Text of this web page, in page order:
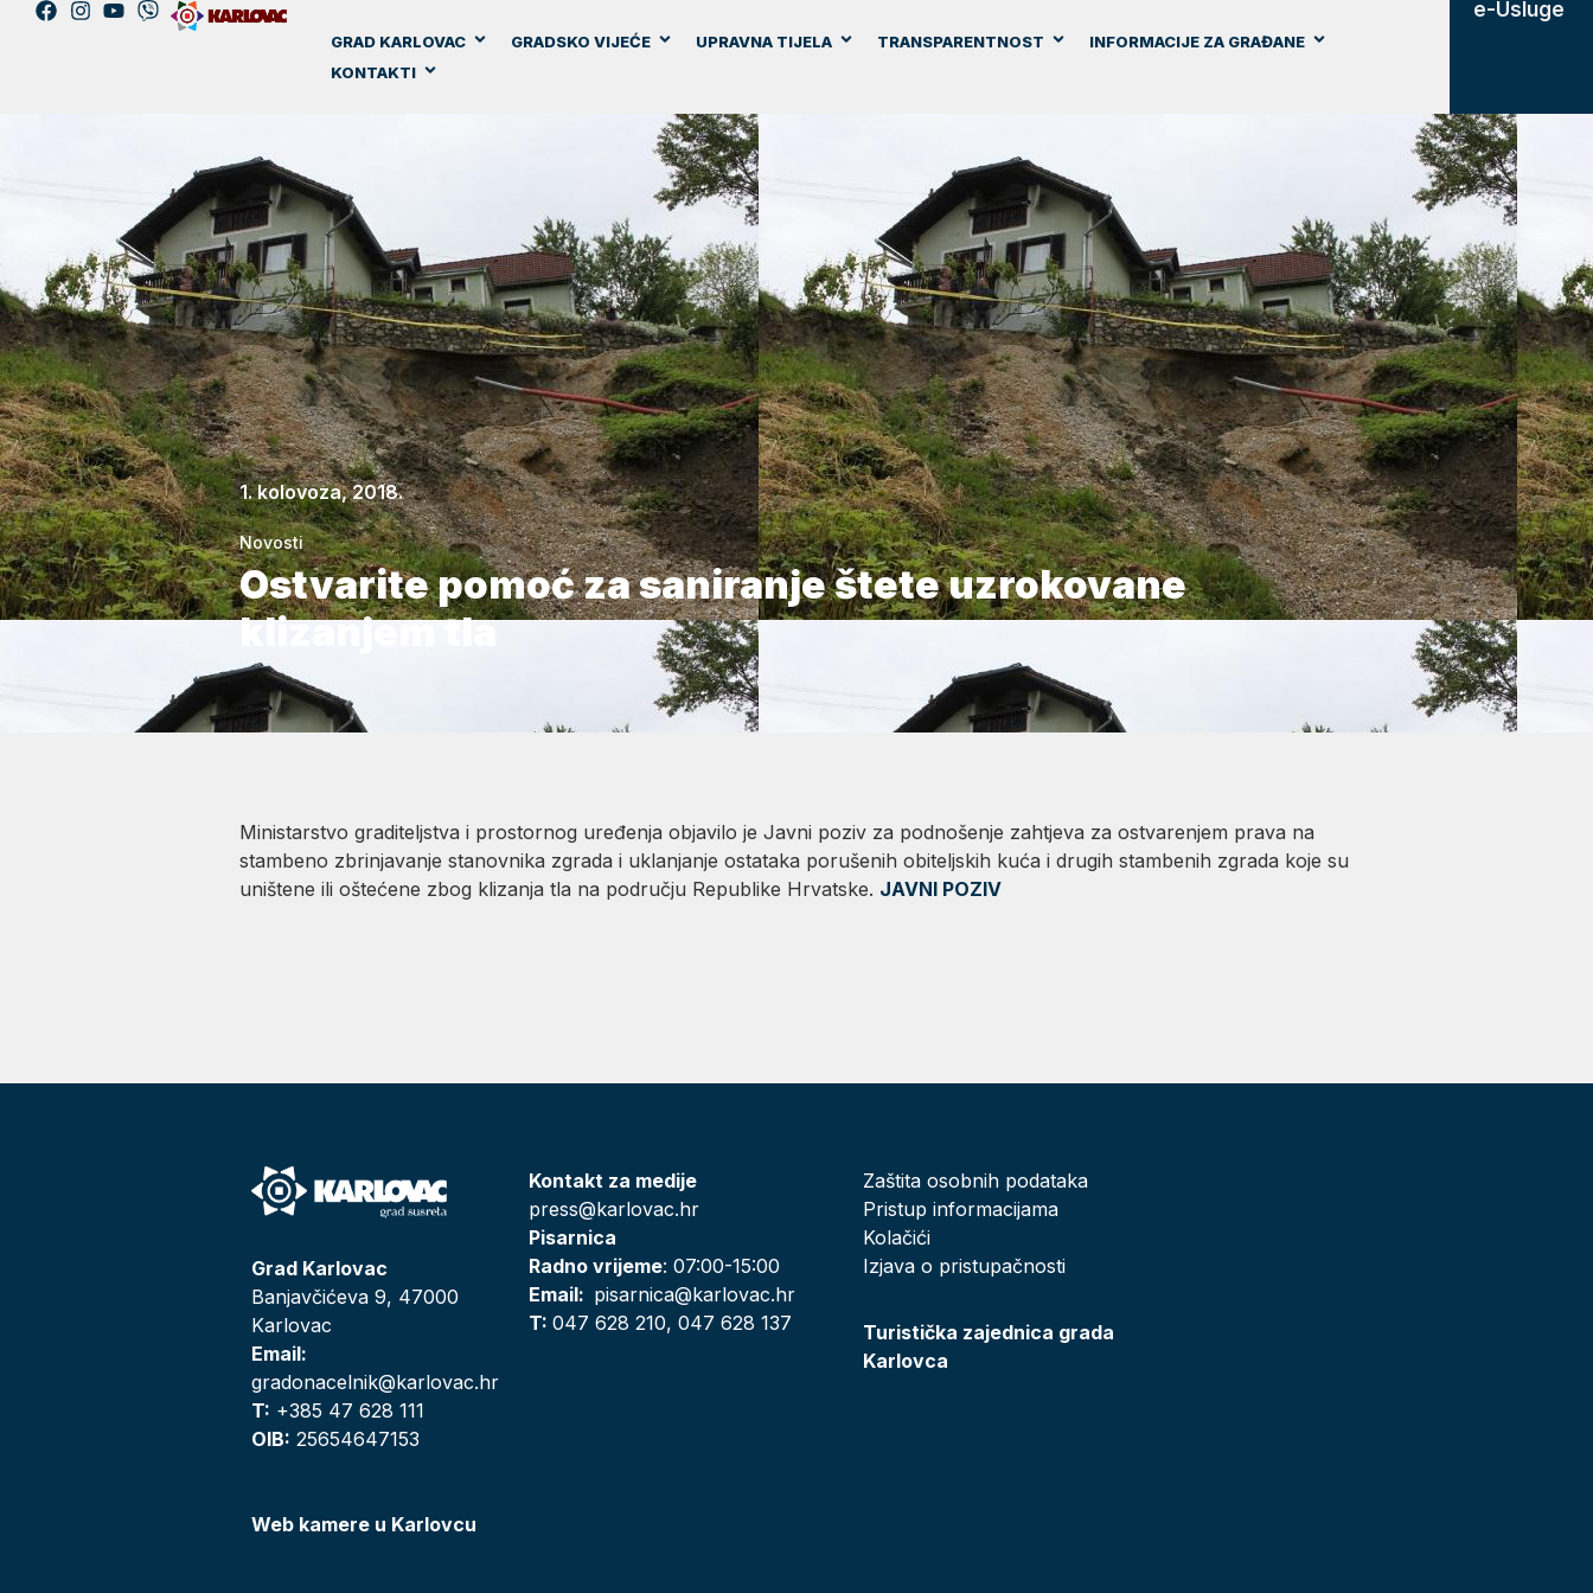
GRAD KARLOVAC GRADSKO VIJEĆE UPRAVNA TIJELA TRANSPARENTNOST
INFORMACIJE ZA GRAĐANE
KONTAKTI
e-Usluge
1. kolovoza, 2018.
Novosti
Ostvarite pomoć za saniranje štete uzrokovane
klizanjem tla
Ministarstvo graditeljstva i prostornog uređenja objavilo je Javni poziv za podnošenje zahtjeva za ostvarenjem prava na
stambeno zbrinjavanje stanovnika zgrada i uklanjanje ostataka porušenih obiteljskih kuća i drugih stambenih zgrada koje su
uništene ili oštećene zbog klizanja tla na području Republike Hrvatske. JAVNI POZIV
Grad Karlovac
Banjavčićeva 9, 47000
Karlovac
Email:
gradonacelnik@karlovac.hr
T: +385 47 628 111
OIB: 25654647153
Web kamere u Karlovcu
Kontakt za medije
press@karlovac.hr
Pisarnica
Radno vrijeme: 07:00-15:00
Email: pisarnica@karlovac.hr
T:047 628 210, 047 628 137
Zaštita osobnih podataka
Pristup informacijama
Kolačići
Izjava o pristupačnosti
Turistička zajednica grada
Karlovca